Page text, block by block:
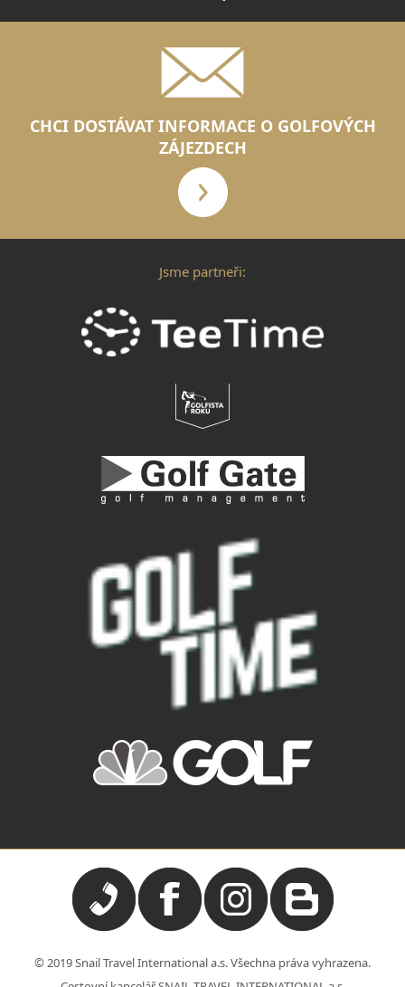
CHCI DOSTÁVAT INFORMACE O GOLFOVÝCH
ZÁJEZDECH
Jsme partneři:
© 2019 Snail Travel International a.s. Všechna práva vyhrazena.